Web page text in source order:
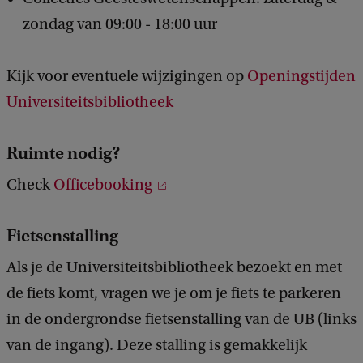
zondag van 09:00 - 18:00 uur
Kijk voor eventuele wijzigingen op Openingstijden
Universiteitsbibliotheek
Ruimte nodig?
Check Officebooking
Fietsenstalling
Als je de Universiteitsbibliotheek bezoekt en met
de fiets komt, vragen we je om je fiets te parkeren
in de ondergrondse fietsenstalling van de UB (links
van de ingang). Deze stalling is gemakkelijk